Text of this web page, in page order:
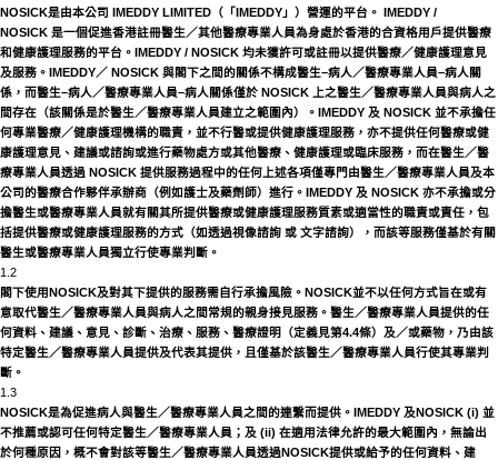
NOSICK是由本公司 IMEDDY LIMITED（「IMEDDY」）營運的平台。 IMEDDY /
NOSICK 是一個促進香港註冊醫生／其他醫療專業人員為身處於香港的合資格用戶提供醫療
和健康護理服務的平台。 IMEDDY / NOSICK 均未獲許可或註冊以提供醫療／健康護理意見
及服務。 IMEDDY／ NOSICK 與閣下之間的關係不構成醫生–病人／醫療專業人員–病人關
係，而醫生–病人／醫療專業人員–病人關係僅於 NOSICK
上之醫生／醫療專業人員與病人之
間存在（該關係是於醫生／醫療專業人員建立之範圍內）。 IMEDDY 及 NOSICK 並不承擔任
何專業醫療／健康護理機構的職責，並不行醫或提供健康護理服務，亦不提供任何醫療或健
康護理意見、建議或諮詢或進行藥物處方或其他醫療、健康護理或臨床服務，而在醫生／醫
療專業人員透過 NOSICK 提供服務過程中的任何上述各項僅專門由醫生／醫療專業人員及本
公司的醫療合作夥伴承辦商（例如護士及藥劑師）進行。 IMEDDY 及 NOSICK 亦不承擔或分
擔醫生或醫療專業人員就有關其所提供醫療或健康護理服務質素或適當性的職責或責任，包
括提供醫療或健康護理服務的方式（如透過視像諮詢 或 文字諮詢），而該等服務僅基於有關
醫生或醫療專業人員獨立行使專業判斷。
1.2
閣下使用NOSICK及對其下提供的服務需自行承擔風險。 NOSICK並不以任何方式旨在或有
意取代醫生／醫療專業人員與病人之間常規的親身接見服務。醫生／醫療專業人員提供的任
何資料、建議、意見、診斷、治療、服務、醫療證明（定義見第4.4條）及／或藥物，乃由該
特定醫生／醫療專業人員提供及代表其提供，且僅基於該醫生／醫療專業人員行使其專業判
斷。
1.3
NOSICK是為促進病人與醫生／醫療專業人員之間的連繫而提供。 IMEDDY 及NOSICK (i) 並
不推薦或認可任何特定醫生／醫療專業人員；及 (ii) 在適用法律允許的最大範圍內，無論出
於何種原因，概不會對該等醫生／醫療專業人員透過NOSICK提供或給予的任何資料、建